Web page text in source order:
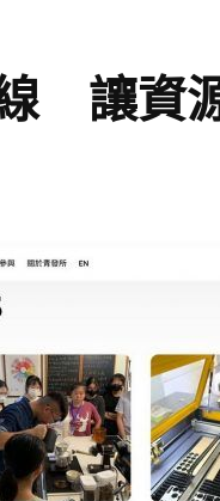
生
讓資